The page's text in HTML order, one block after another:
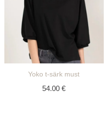
Yoko t-särk must
54.00€